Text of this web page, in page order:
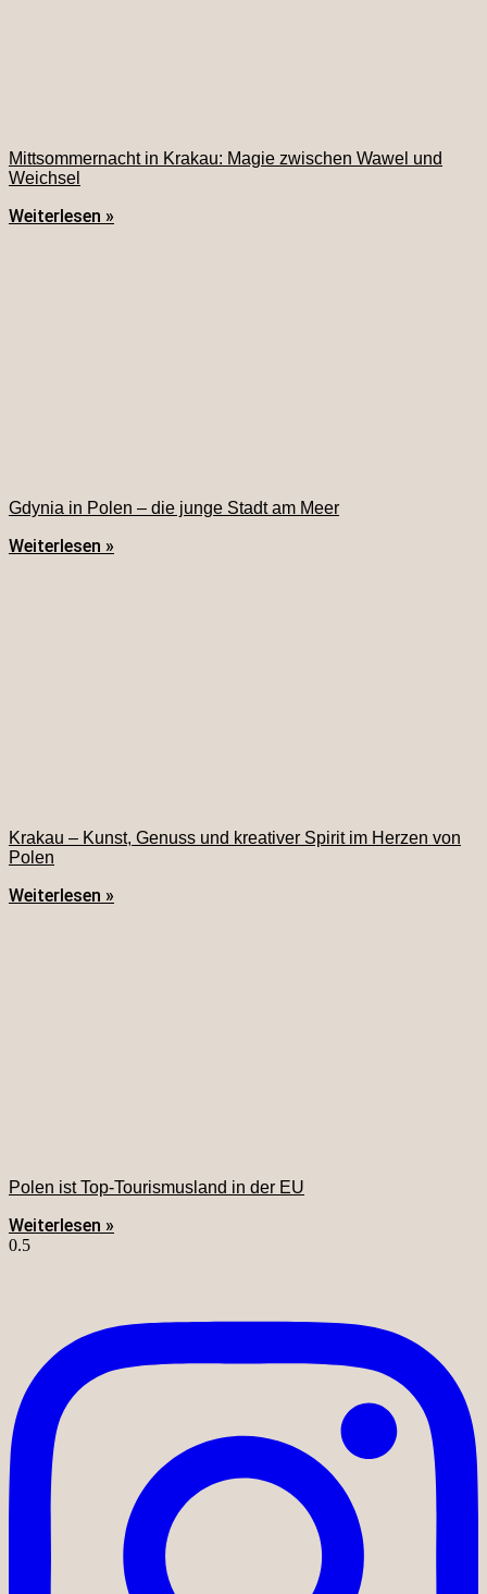
Mittsommernacht in Krakau: Magie zwischen Wawel und
Weichsel
Weiterlesen »
Gdynia in Polen – die junge Stadt am Meer
Weiterlesen »
Krakau – Kunst, Genuss und kreativer Spirit im Herzen von
Polen
Weiterlesen »
Polen ist Top-Tourismusland in der EU
Weiterlesen »